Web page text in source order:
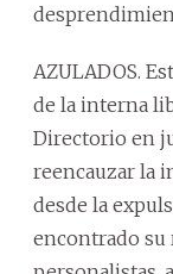
AZULADOS.
de la interna
Directorio en
reencauzar la
desde la
encontrado su